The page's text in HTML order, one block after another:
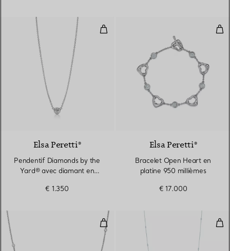
Pendentif Diamonds by the
Elsa Peretti®
Pendentif Diamonds by the
Yard® avec diamant en
€ 1.350
Elsa Peretti®
Bracelet Open Heart en
platine 950 millièmes
€ 17.000
Diamonds by The Yard® Sautoir